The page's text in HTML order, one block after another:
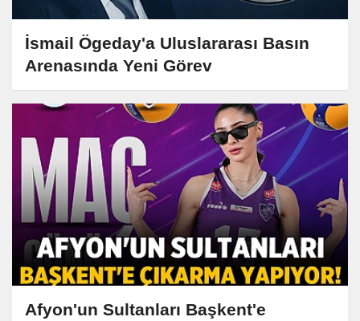
İsmail Ögeday'a Uluslararası Basın
Arenasında Yeni Görev
Afyon'un Sultanları Başkent'e